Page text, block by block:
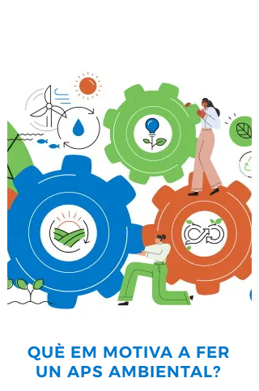
QUÈ EM MOTIVA A FER
UN APS AMBIENTAL?